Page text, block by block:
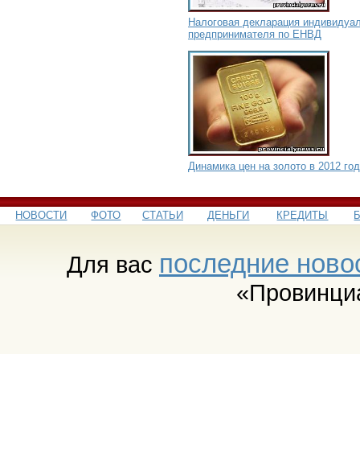
Налоговая декларация
предпринимателя по ЕНВД
Динамика цен на золото в 2012
НОВОСТИ ФОТО СТАТЬИ ДЕНЬГИ КРЕДИТЫ
Для вас последние